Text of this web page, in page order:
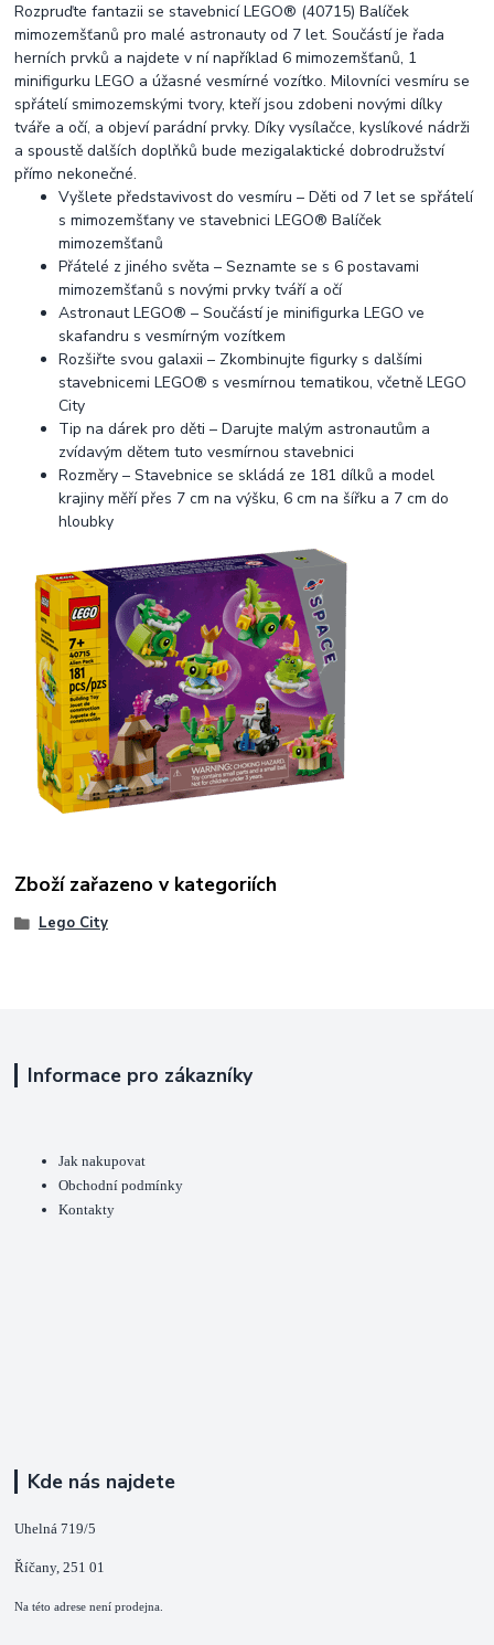
Rozpruďte fantazii se stavebnicí LEGO® (40715) Balíček
mimozemšťanů pro malé astronauty od 7 let. Součástí je řada
herních prvků a najdete v ní například 6 mimozemšťanů, 1
minifigurku LEGO a úžasné vesmírné vozítko. Milovníci vesmíru se
spřátelí smimozemskými tvory, kteří jsou zdobeni novými dílky
tváře a očí, a objeví parádní prvky. Díky vysílačce, kyslíkové nádrži
a spoustě dalších doplňků bude mezigalaktické dobrodružství
přímo nekonečné.
Vyšlete představivost do vesmíru – Děti od 7 let se spřátelí
s mimozemšťany ve stavebnici LEGO® Balíček
mimozemšťanů
Přátelé z jiného světa – Seznamte se s 6 postavami
mimozemšťanů s novými prvky tváří a očí
Astronaut LEGO® – Součástí je minifigurka LEGO ve
skafandru s vesmírným vozítkem
Rozšiřte svou galaxii – Zkombinujte figurky s dalšími
stavebnicemi LEGO® s vesmírnou tematikou, včetně LEGO
City
Tip na dárek pro děti – Darujte malým astronautům a
zvídavým dětem tuto vesmírnou stavebnici
Rozměry – Stavebnice se skládá ze 181 dílků a model
krajiny měří přes 7 cm na výšku, 6 cm na šířku a 7 cm do
hloubky
Zboží zařazeno v kategoriích
Lego City
Informace pro zákazníky
Jak nakupovat
Obchodní podmínky
Kontakty
Kde nás najdete
Uhelná 719/5
Říčany, 251 01
Na této adrese není prodejna.